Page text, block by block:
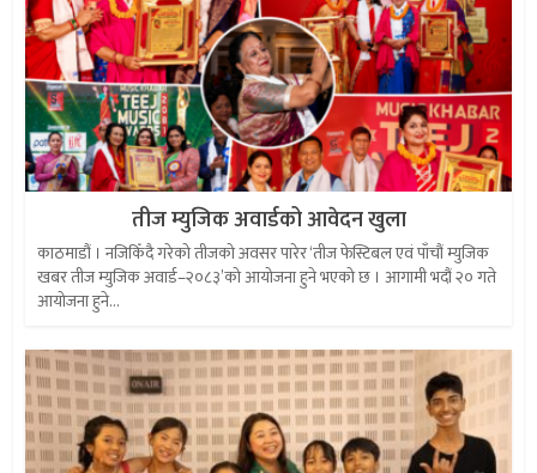
तीज म्युजिक अवार्डको आवेदन खुला
काठमाडौं । नजिकिँदै गरेको तीजको अवसर पारेर ‘तीज फेस्टिबल एवं पाँचौं म्युजिक
खबर तीज म्युजिक अवार्ड–२०८३’को आयोजना हुने भएको छ । आगामी भदौं २० गते
आयोजना हुने...